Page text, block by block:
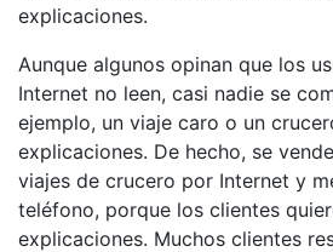
explicaciones.
Aunque algunos opinan que los
Internet no leen, casi nadie se
ejemplo, un viaje caro o un
explicaciones. De hecho, se
viajes de crucero por Internet y
teléfono, porque los clientes
explicaciones. Muchos clientes